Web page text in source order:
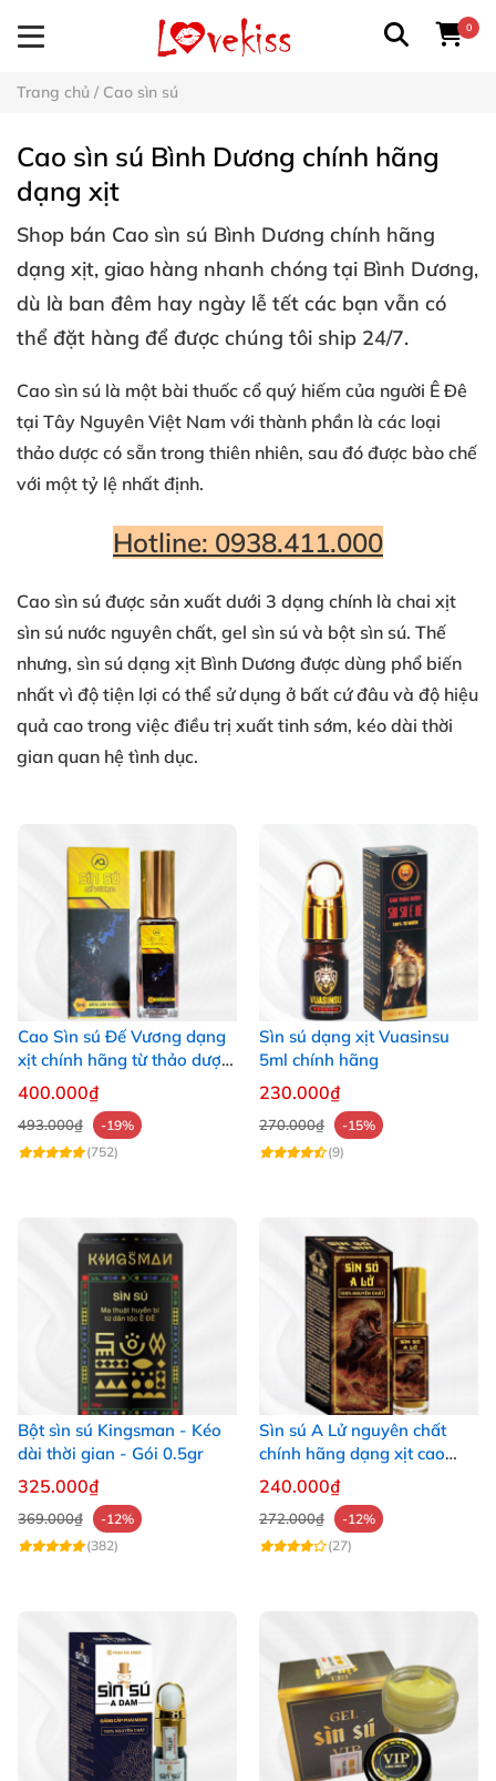
0
Trang chủ / Cao sìn sú
Cao sìn sú Bình Dương chính hãng
dạng xịt
Shop bán Cao sìn sú Bình Dương chính hãng
dạng xịt, giao hàng nhanh chóng tại Bình Dương,
dù là ban đêm hay ngày lễ tết các bạn vẫn có
thể đặt hàng để được chúng tôi ship 24/7.
Cao sìn sú là một bài thuốc cổ quý hiếm của người Ê Đê
tại Tây Nguyên Việt Nam với thành phần là các loại
thảo dược có sẵn trong thiên nhiên, sau đó được bào chế
với một tỷ lệ nhất định.
Hotline: 0938.411.000
Cao sìn sú được sản xuất dưới 3 dạng chính là chai xịt
sìn sú nước nguyên chất, gel sìn sú và bột sìn sú. Thế
nhưng, sìn sú dạng xịt Bình Dương được dùng phổ biến
nhất vì độ tiện lợi có thể sử dụng ở bất cứ đâu và độ hiệu
quả cao trong việc điều trị xuất tinh sớm, kéo dài thời
gian quan hệ tình dục.
Cao Sìn sú Đế Vương dạng
xịt chính hãng từ thảo dược
Ê Đê Việt Nam
400.000₫
493.000₫
-19%
(752)
Sìn sú dạng xịt Vuasinsu
5ml chính hãng
230.000₫
270.000₫
-15%
(9)
Bột sìn sú Kingsman - Kéo
dài thời gian - Gói 0.5gr
325.000₫
369.000₫
-12%
(382)
Sìn sú A Lử nguyên chất
chính hãng dạng xịt cao
thảo dược Ê Đê
240.000₫
272.000₫
-12%
(27)